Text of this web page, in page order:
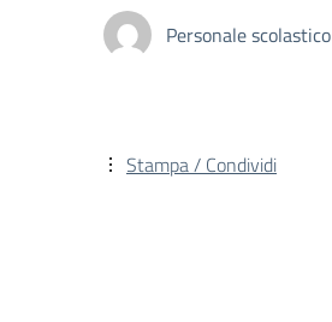
Personale scolastico
Stampa / Condividi